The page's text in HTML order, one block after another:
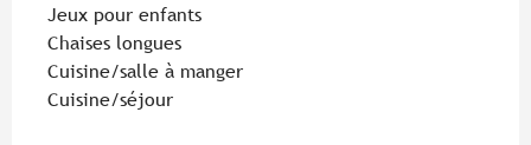
Jeux pour enfants
Chaises longues
Cuisine/salle à manger
Cuisine/séjour